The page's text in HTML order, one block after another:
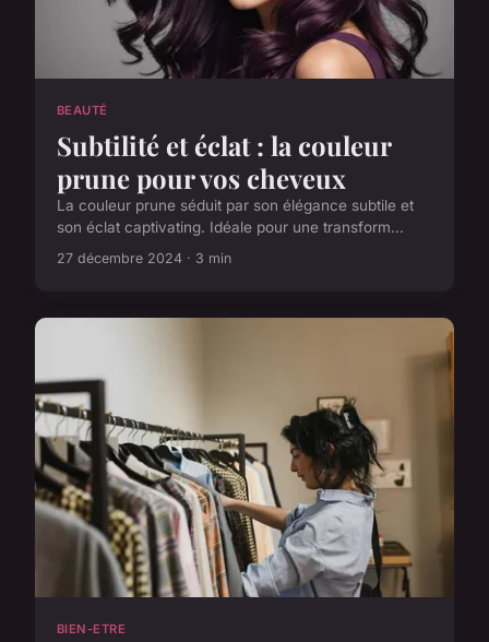
BEAUTÉ
Subtilité et éclat : la couleur
prune pour vos cheveux
La couleur prune séduit par son élégance subtile et
son éclat captivating. Idéale pour une transform...
27 décembre 2024 · 3 min
BIEN-ETRE